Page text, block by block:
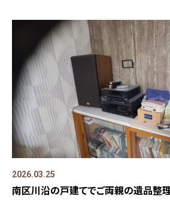
2026.03.25
南区川沿の戸建てでご両親の遺品整